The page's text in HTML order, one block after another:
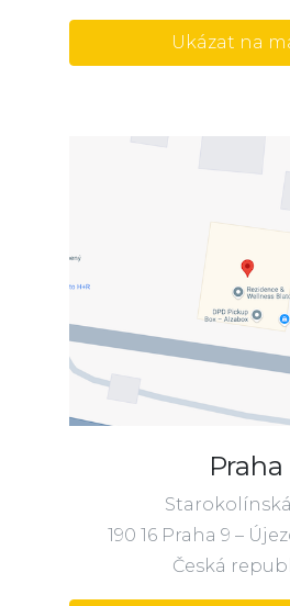
Ukázat na
Praha
190 16 Praha 9 –
Česká